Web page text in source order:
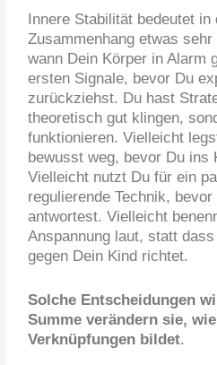
Innere Stabilität bedeutet in
Zusammenhang etwas
wann Dein Körper in Alarm
ersten Signale, bevor Du
zurückziehst. Du hast
theoretisch gut klingen,
funktionieren. Vielleicht
bewusst weg, bevor Du ins
Vielleicht nutzt Du für ein
regulierende Technik,
antwortest. Vielleicht
Anspannung laut, statt
gegen Dein Kind richtet.
Solche Entscheidungen
Summe verändern sie,
Verknüpfungen bildet.